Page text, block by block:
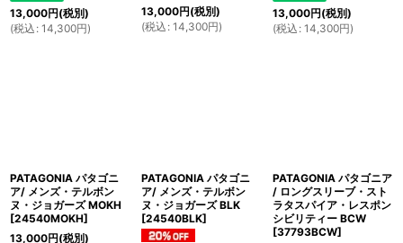
13,000円(税別)
(税込 : 14,300円)
13,000円(税別)
(税込 : 14,300円)
13,000円(税別)
(税込 : 14,300円)
PATAGONIA パタゴニ
ア/ メンズ・テルボン
ヌ・ジョガーズ MOKH
[24540MOKH]
13,000円(税別)
PATAGONIA パタゴニ
ア/ メンズ・テルボン
ヌ・ジョガーズ BLK
[24540BLK]
PATAGONIA パタゴニア
/ ロングスリーブ・スト
ラタスパイア・レスポン
シビリティー BCW
[37793BCW]